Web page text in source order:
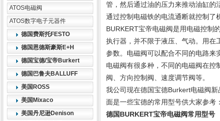
ATOS电磁阀
ATOS数字电子元器件
德国费斯托FESTO
德国恩德斯豪斯E+H
德国宝德/宝帝Burkert
德国巴鲁夫BALLUFF
美国ROSS
美国Mixaco
美国丹尼逊Denison
管，然后通过油的压力来推动油缸的
通过控制电磁铁的电流通断就控制了
BURKERT宝帝电磁阀是用电磁控制
执行器，并不限于液压、气动。用在
参数。电磁阀可以配合不同的电路来
电磁阀有很多种，不同的电磁阀在
阀、方向控制阀、速度调节阀等。
我公司现在德国宝德Burkert电磁阀
面是一些宝德的常用型号供大家参考
德国BURKERT宝帝电磁阀常用型号